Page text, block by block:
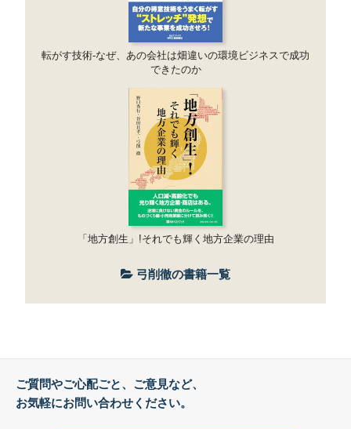
転がす技術-なぜ、あの会社は畑違いの環境ビジネスで成功
できたのか
「地方創生」!それでも輝く地方企業の理由
弓削徹の書籍一覧
ご質問やご心配ごと、ご意見など、
お気軽にお問い合わせください。